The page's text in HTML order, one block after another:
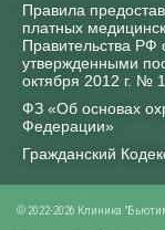
Правила
платных
Правительства РФ
утвержденными
октября 2012 г. №
ФЗ «Об основах
Федерации»
Гражданский
© 2022-2026 Клиника